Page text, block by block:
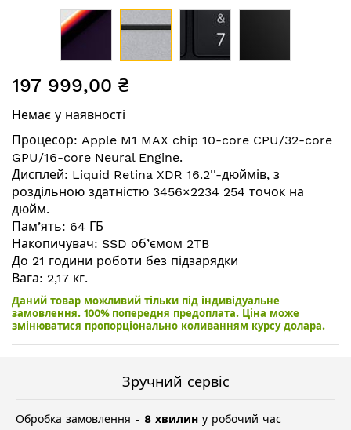
до
галереї
зображень
197 999,00 ₴
Немає у наявності
Процесор: Apple M1 MAX chip 10-core CPU/32-core
GPU/16-core Neural Engine.
Дисплей: Liquid Retina XDR 16.2''-дюймів, з
роздільною здатністю 3456×2234 254 точок на
дюйм.
Пам’ять: 64 ГБ
Накопичувач: SSD об’ємом 2TB
До 21 години роботи без підзарядки
Вага: 2,17 кг.
Даний товар можливий тільки під індивідуальне
замовлення. 100% попередня предоплата. Ціна може
змінюватися пропорціонально коливанням курсу долара.
Зручний сервіс
Обробка замовлення - 8 хвилин у робочий час